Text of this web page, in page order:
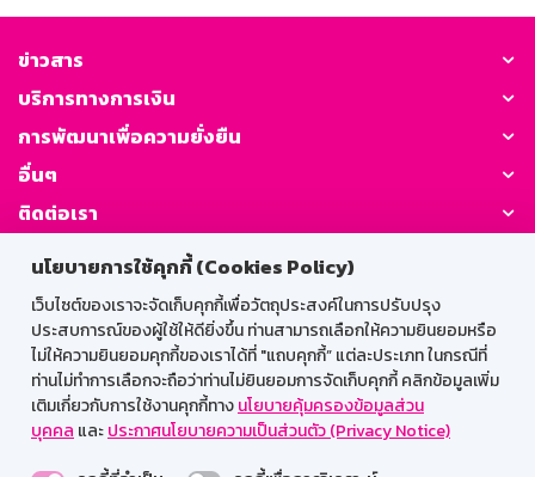
นโยบายการใช้คุกกี้ (Cookies Policy)
เว็บไซต์ของเราจะจัดเก็บคุกกี้เพื่อวัตถุประสงค์ในการปรับปรุง
ประสบการณ์ของผู้ใช้ให้ดียิ่งขึ้น ท่านสามารถเลือกให้ความยินยอมหรือ
ไม่ให้ความยินยอมคุกกี้ของเราได้ที่ "แถบคุกกี้” แต่ละประเภท ในกรณีที่
ท่านไม่ทำการเลือกจะถือว่าท่านไม่ยินยอมการจัดเก็บคุกกี้ คลิกข้อมูลเพิ่ม
เติมเกี่ยวกับการใช้งานคุกกี้ทางนโยบายคุ้มครองข้อมูลส่วน
บุคคล และประกาศนโยบายความเป็นส่วนตัว (Privacy Notice)
ข่าวสาร
บริการทางการเงิน
การพัฒนาเพื่อความยั่งยืน
อื่นๆ
ติดต่อเรา
GSB Society:
สำหรับพนักงาน
Web HR
GSB Wisdom
M-Search
เข้าสู่ระบบเน็ตเมล